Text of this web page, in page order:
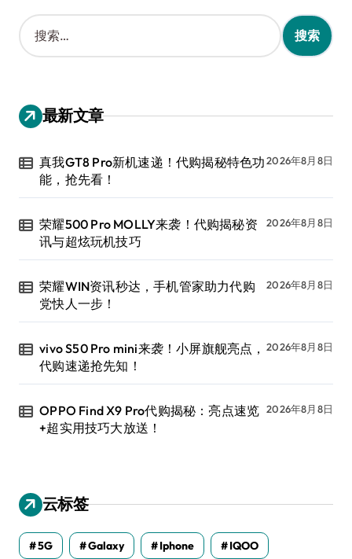
搜
索
：
最新文章
真我GT8 Pro新机速递！代购揭秘特色功
能，抢先看！
2026年8月8日
荣耀500 Pro MOLLY来袭！代购揭秘资
讯与超炫玩机技巧
2026年8月8日
荣耀WIN资讯秒达，手机管家助力代购
党快人一步！
2026年8月8日
vivo S50 Pro mini来袭！小屏旗舰亮点，
代购速递抢先知！
2026年8月8日
OPPO Find X9 Pro代购揭秘：亮点速览
+超实用技巧大放送！
2026年8月8日
云标签
5G Galaxy Iphone IQOO